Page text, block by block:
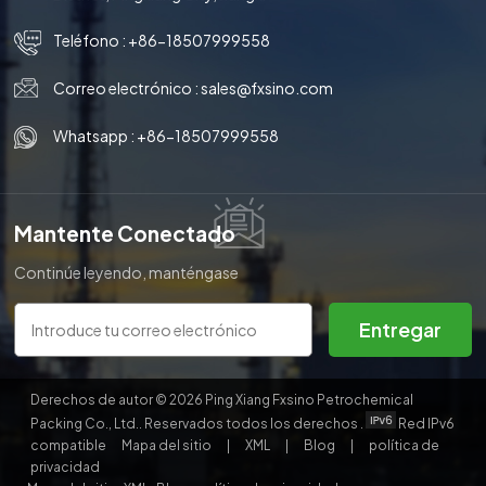
Teléfono : +86-18507999558
Correo electrónico :sales@fxsino.com
Whatsapp : +86-18507999558
Mantente Conectado
Continúe leyendo, manténgase
informado, suscríbase y le
invitamos a que nos cuente lo
que piensa.
Entregar
Derechos de autor © 2026 Ping Xiang Fxsino Petrochemical
Packing Co., Ltd.. Reservados todos los derechos .
Red IPv6
compatible
Mapa del sitio | XML | Blog |
política de
privacidad